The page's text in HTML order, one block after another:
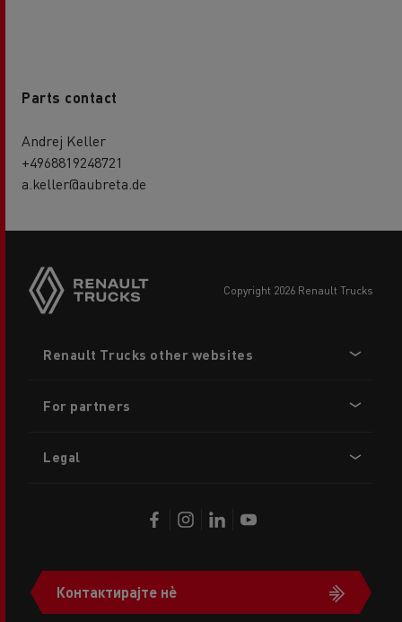
Parts contact
Andrej Keller
+4968819248721
a.keller@aubreta.de
copyright 2026 Renault Trucks
menu
Renault Trucks other websites
For partners
Legal
Контактирајте нè